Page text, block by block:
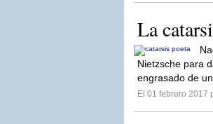
La
Nietzsche para
engrasado de
El 01 febrero 2017